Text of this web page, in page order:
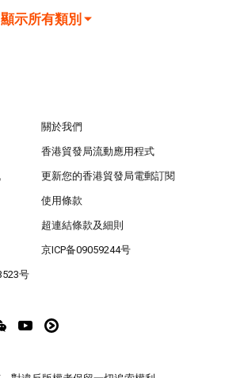
顯示所有類別
關於我們
香港貿發局流動應用程式
更新您的香港貿發局電郵訂閱
使用條款
超連結條款及細則
京ICP备09059244号
号